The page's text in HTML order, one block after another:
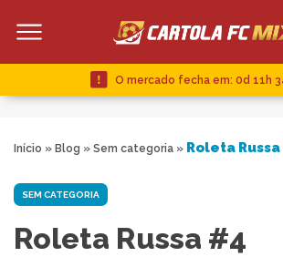
O mercado fecha em: 0d 11h
Início » Blog » Sem categoria » Roleta
SEM CATEGORIA
Roleta Russa #4